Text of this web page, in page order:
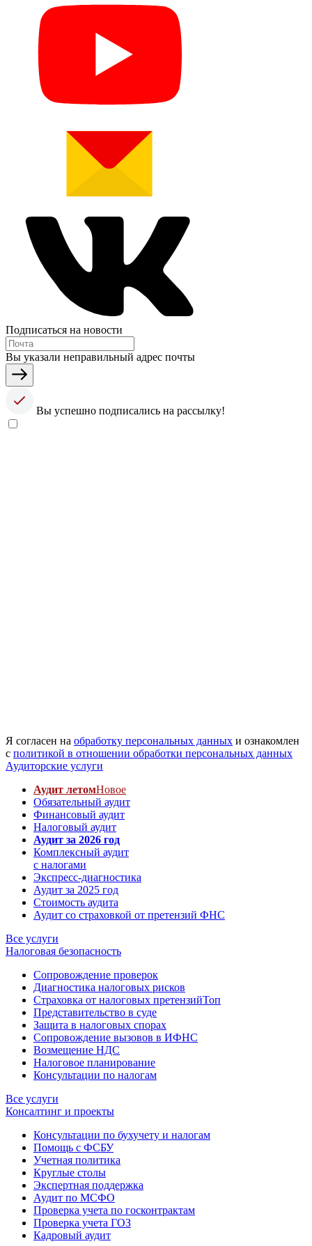
Подписаться на новости
Вы указали неправильный адрес почты
Вы успешно подписались на рассылку!
Я согласен на обработку персональных данных и ознакомлен
с политикой в отношении обработки персональных данных
Аудиторские услуги
Аудит летомНовое
Обязательный аудит
Финансовый аудит
Налоговый аудит
Аудит за 2026 год
Комплексный аудит
с налогами
Экспресс-диагностика
Аудит за 2025 год
Стоимость аудита
Аудит со страховкой от претензий ФНС
Все услуги
Налоговая безопасность
Сопровождение проверок
Диагностика налоговых рисков
Страховка от налоговых претензийТоп
Представительство в суде
Защита в налоговых спорах
Сопровождение вызовов в ИФНС
Возмещение НДС
Налоговое планирование
Консультации по налогам
Все услуги
Консалтинг и проекты
Консультации по бухучету и налогам
Помощь с ФСБУ
Учетная политика
Круглые столы
Экспертная поддержка
Аудит по МСФО
Проверка учета по госконтрактам
Проверка учета ГОЗ
Кадровый аудит